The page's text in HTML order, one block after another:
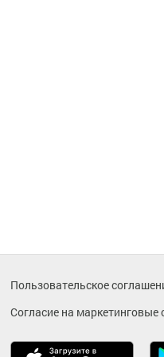
Пользовательское
Согласие на маркетинговые